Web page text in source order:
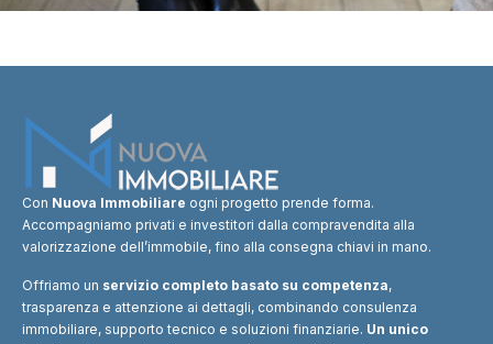
Con Nuova Immobiliare ogni progetto prende forma.
Accompagniamo privati e investitori dalla compravendita alla
valorizzazione dell’immobile, fino alla consegna chiavi in mano.
Offriamo un servizio completo basato su competenza,
trasparenza e attenzione ai dettagli, combinando consulenza
immobiliare, supporto tecnico e soluzioni finanziarie. Un unico